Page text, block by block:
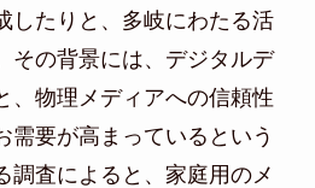
したりと、多岐にわたる活
その背景には、デジタルデ
、物理メディアへの信頼性
需要が高まっているという
調査によると、家庭用のメ